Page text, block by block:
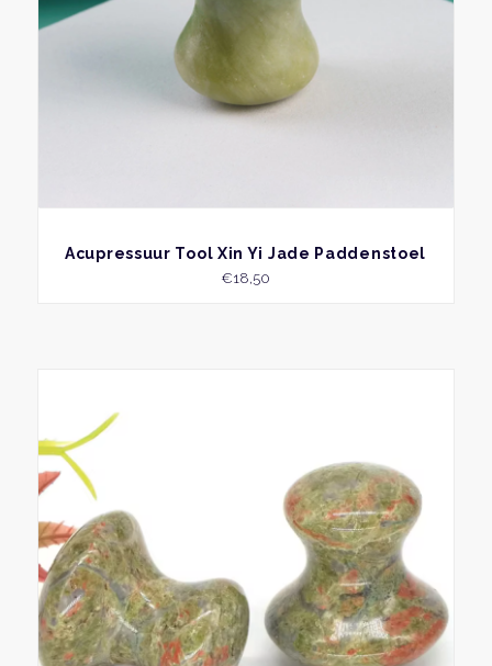
BEKIJK
Acupressuur Tool Xin Yi Jade Paddenstoel
€18,50